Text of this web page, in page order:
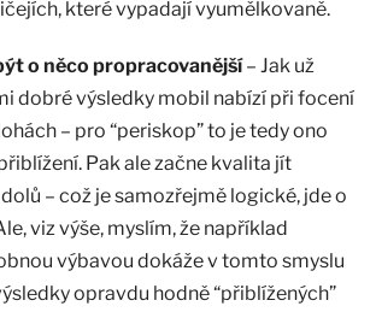
které vypadají vyumělkovaně.
o něco propracovanější– Jak už
dobré výsledky mobil nabízí při focení
– pro “periskop” to je tedy ono
Pak ale začne kvalita jít
– což je samozřejmě logické, jde o
viz výše, myslím, že například
výbavou dokáže v tomto smyslu
opravdu hodně “přiblížených”